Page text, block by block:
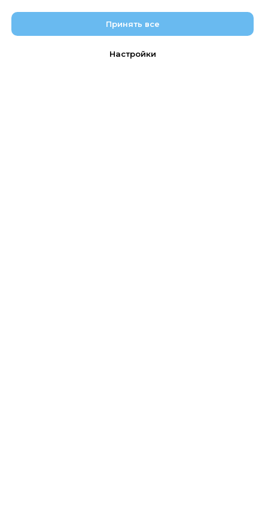
Принять все
Настройки